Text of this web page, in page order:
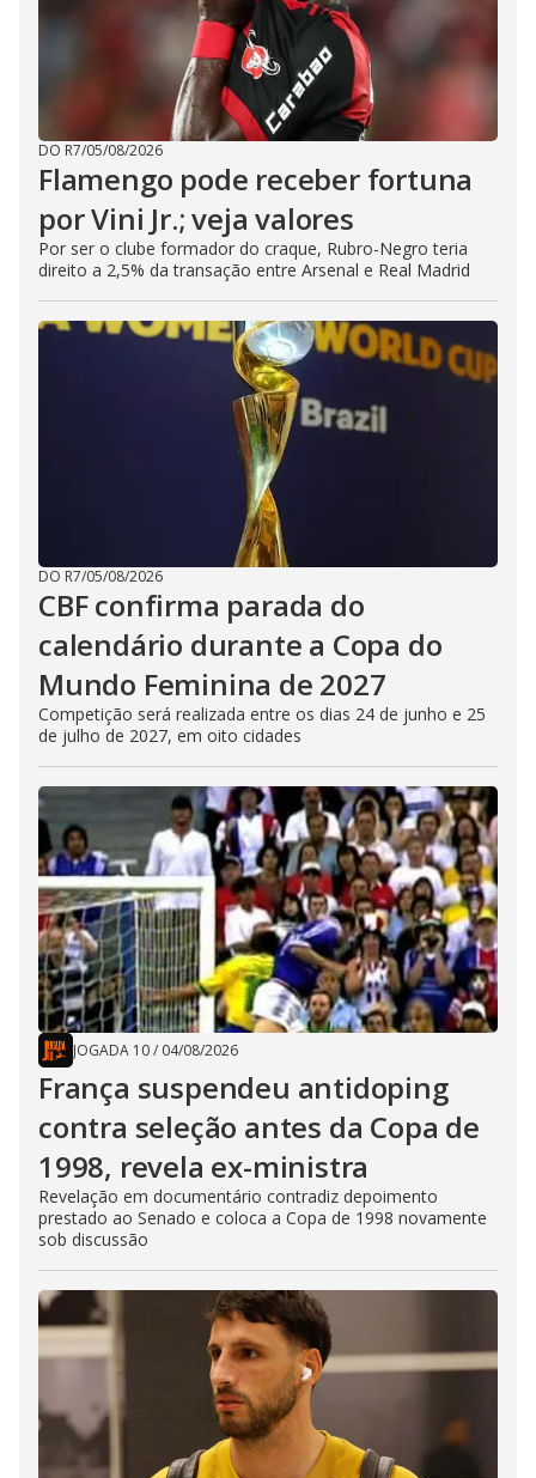
DO R7/05/08/2026
Flamengo pode receber fortuna
por Vini Jr.; veja valores
Por ser o clube formador do craque, Rubro-Negro teria
direito a 2,5% da transação entre Arsenal e Real Madrid
DO R7/05/08/2026
CBF confirma parada do
calendário durante a Copa do
Mundo Feminina de 2027
Competição será realizada entre os dias 24 de junho e 25
de julho de 2027, em oito cidades
JOGADA 10/ 04/08/2026
França suspendeu antidoping
contra seleção antes da Copa de
1998, revela ex-ministra
Revelação em documentário contradiz depoimento
prestado ao Senado e coloca a Copa de 1998 novamente
sob discussão